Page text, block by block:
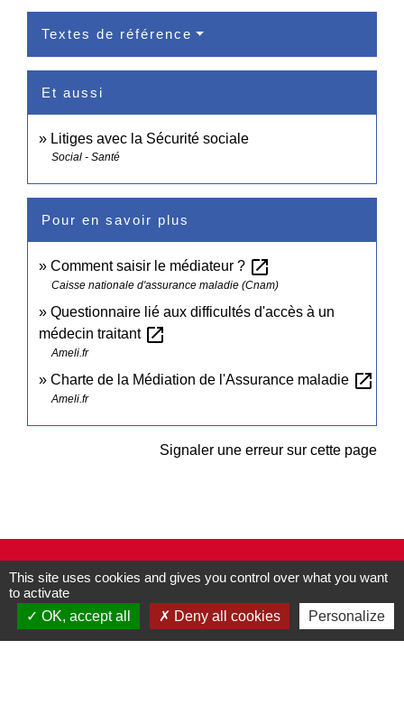
Textes de référence
Et aussi
Litiges avec la Sécurité sociale
Social - Santé
Pour en savoir plus
Comment saisir le médiateur ? open_in_new
Caisse nationale d'assurance maladie (Cnam)
Questionnaire lié aux difficultés d'accès à un
médecin traitant open_in_new
Ameli.fr
Charte de la Médiation de l'Assurance maladie open_in_new
Ameli.fr
Signaler une erreur sur cette page
2 rue des Rossignols
27130 Pullay - FRANCE
+33 2 32 32 18 58
This site uses cookies and gives you control over what you want
to activate
OK, accept all
Deny all cookies Personalize